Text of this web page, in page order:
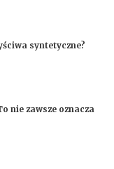
syntetyczne?
nie zawsze oznacza